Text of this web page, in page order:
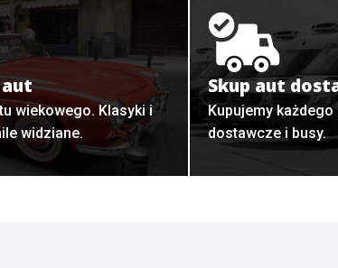
aut
wiekowego. Klasyki i
widziane.
Skup aut
Kupujemy
dostawcze i busy.